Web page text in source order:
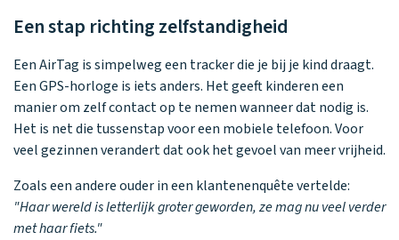
Een stap richting zelfstandigheid
Een AirTag is simpelweg een tracker die je bij je kind draagt.
Een GPS-horloge is iets anders. Het geeft kinderen een
manier om zelf contact op te nemen wanneer dat nodig is.
Het is net die tussenstap voor een mobiele telefoon. Voor
veel gezinnen verandert dat ook het gevoel van meer vrijheid.
Zoals een andere ouder in een klantenenquête vertelde:
"Haar wereld is letterlijk groter geworden, ze mag nu veel verder
met haar fiets."